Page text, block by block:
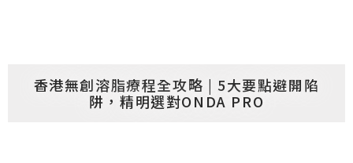
香港無創溶脂療程全攻略 | 5大要點避開陷
阱，精明選對ONDA PRO